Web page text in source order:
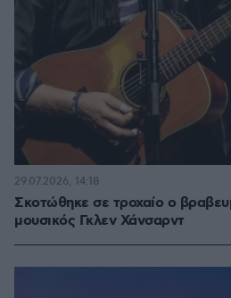
Σκοτώθηκε σε τροχαίο ο
μουσικός Γκλεν Χάνσαρντ
29.07.2026, 14:18